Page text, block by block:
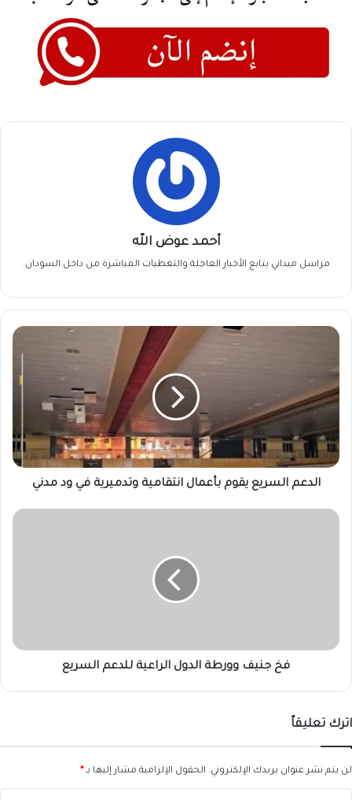
أحمد عوض الله
مراسل ميداني يتابع الأخبار العاجلة والتغطيات المباشرة من داخل السودان.
الدعم
بأعمال
انتقامية
وتدميرية
في
ود
مدني
الدعم السريع يقوم بأعمال انتقامية وتدميرية في ود مدني
فخ
فخ جنيف وورطة الدول الراعية للدعم السريع
اترك تعليقاً
لن يتم نشر عنوان بريدك الإلكتروني. الحقول الإلزامية مشار إليها بـ*